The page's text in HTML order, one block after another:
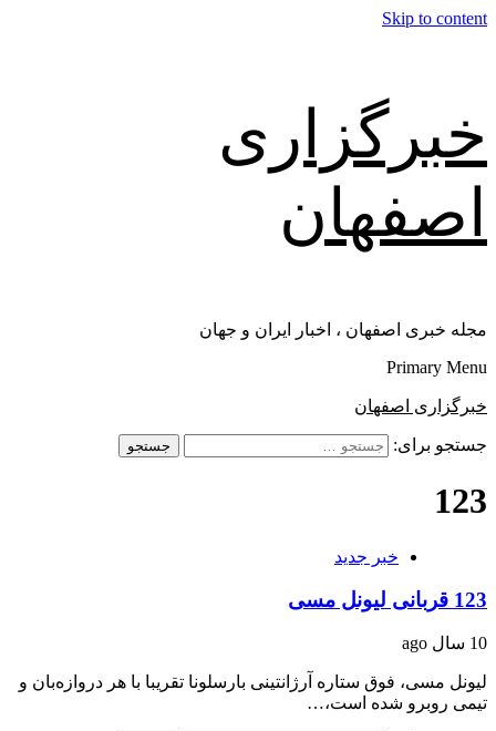
Skip to content
خبرگزاری
اصفهان
مجله خبری اصفهان ، اخبار ایران و جهان
Primary Menu
خبرگزاری اصفهان
جستجو برای:
123
خبر جدید
123 قربانی لیونل مسی
10 سال ago
لیونل مسی، فوق ستاره آرژانتینی بارسلونا تقریبا با هر د‌ر‌وازه‌بان‌ و
تیمی روبرو شده است،…